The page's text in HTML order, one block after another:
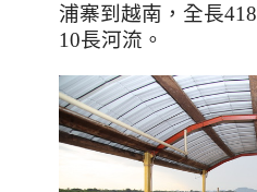
浦寨到越南，全長
10長河流。